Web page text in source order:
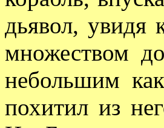
дьявол, увидя
множеством
небольшим
похитил из